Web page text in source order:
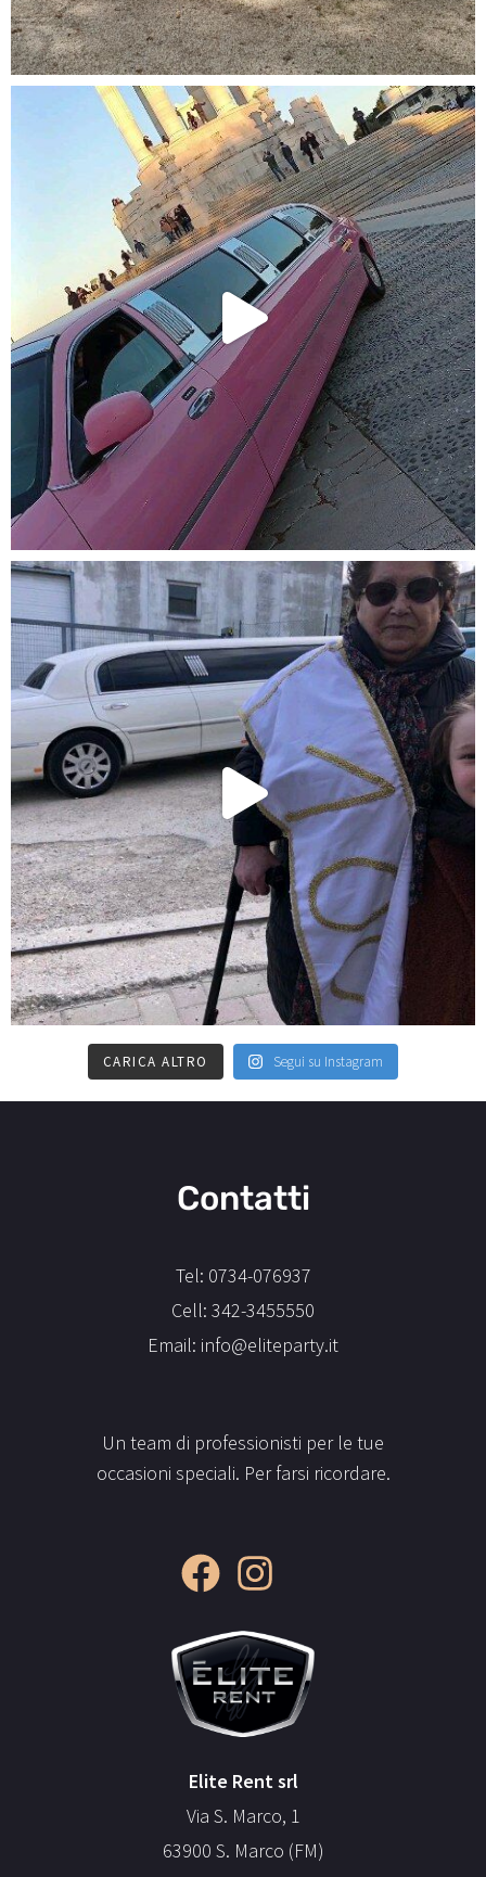
CARICA ALTRO Segui su Instagram
Contatti
Tel: 0734-076937
Cell: 342-3455550
Email: info@eliteparty.it
Un team di professionisti per le tue
occasioni speciali. Per farsi ricordare.
Elite Rent srl
Via S. Marco, 1
63900 S. Marco (FM)